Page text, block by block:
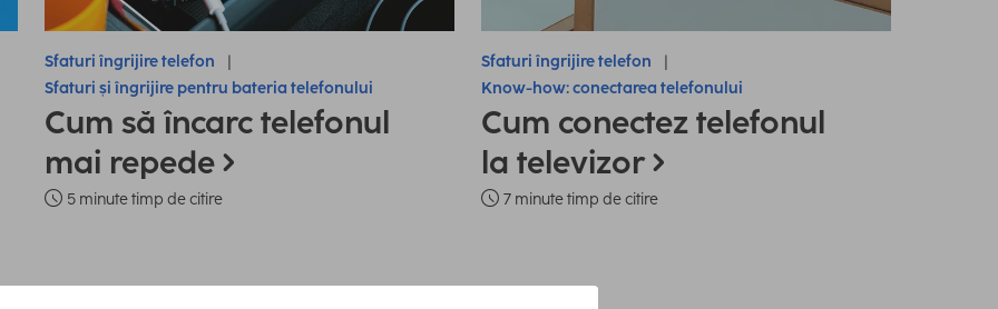
Sfaturi îngrijire telefon
Sfaturi și îngrijire pentru bateria telefonului
Cum să încarc telefonul
mai repede
5 minute timp de citire
Sfaturi îngrijire telefon
Know-how: conectarea telefonului
Cum conectez telefonul
la televizor
7 minute timp de citire